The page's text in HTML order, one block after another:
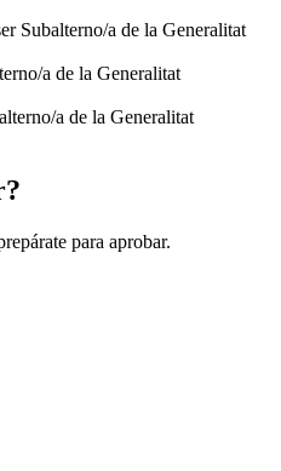
Subalterno/a de la Generalitat
a de la Generalitat
a de la Generalitat
para aprobar.